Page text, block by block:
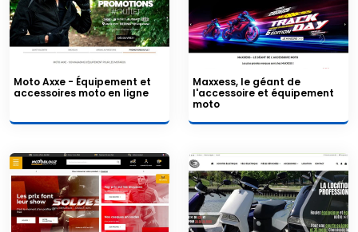
Moto Axxe - Équipement et
accessoires moto en ligne
Maxxess, le géant de
l'accessoire et équipement
moto